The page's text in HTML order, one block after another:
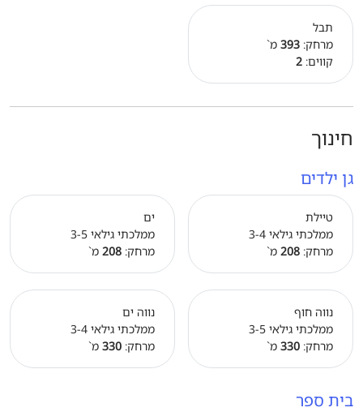
תבל
מרחק: 393 מ`
קווים: 2
חינוך
גן ילדים
טיילת
ממלכתי גילאי 3-4
מרחק: 208 מ`
ים
ממלכתי גילאי 3-5
מרחק: 208 מ`
נווה חוף
ממלכתי גילאי 3-5
מרחק: 330 מ`
נווה ים
ממלכתי גילאי 3-4
מרחק: 330 מ`
בית ספר